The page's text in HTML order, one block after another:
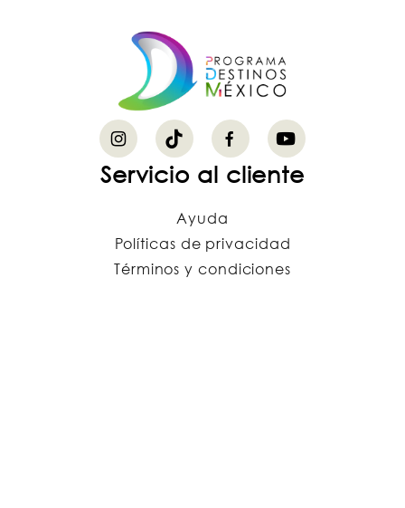
Servicio al cliente
Ayuda
Políticas de privacidad
Términos y condiciones